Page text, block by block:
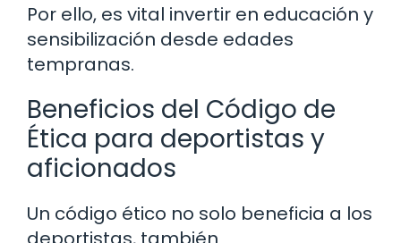
Por ello, es vital invertir en educación y
sensibilización desde edades
tempranas.
Beneficios del Código de
Ética para deportistas y
aficionados
Un código ético no solo beneficia a los